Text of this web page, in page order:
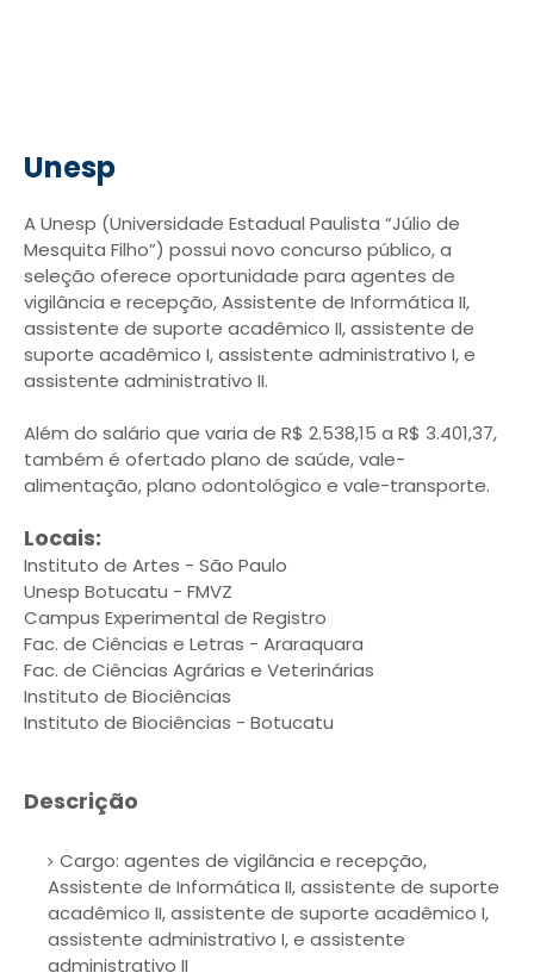
Unesp
A Unesp (Universidade Estadual Paulista “Júlio de
Mesquita Filho”) possui novo concurso público, a
seleção oferece oportunidade para agentes de
vigilância e recepção, Assistente de Informática II,
assistente de suporte acadêmico II, assistente de
suporte acadêmico I, assistente administrativo I, e
assistente administrativo II.
Além do salário que varia de R$ 2.538,15 a R$ 3.401,37,
também é ofertado plano de saúde, vale-
alimentação, plano odontológico e vale-transporte.
Locais:
Instituto de Artes - São Paulo
Unesp Botucatu - FMVZ
Campus Experimental de Registro
Fac. de Ciências e Letras - Araraquara
Fac. de Ciências Agrárias e Veterinárias
Instituto de Biociências
Instituto de Biociências - Botucatu
Descrição
Cargo: agentes de vigilância e recepção,
Assistente de Informática II, assistente de suporte
acadêmico II, assistente de suporte acadêmico I,
assistente administrativo I, e assistente
administrativo II